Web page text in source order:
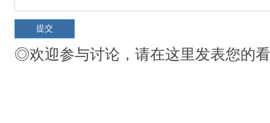
◎欢迎参与讨论，请在这里发表您的